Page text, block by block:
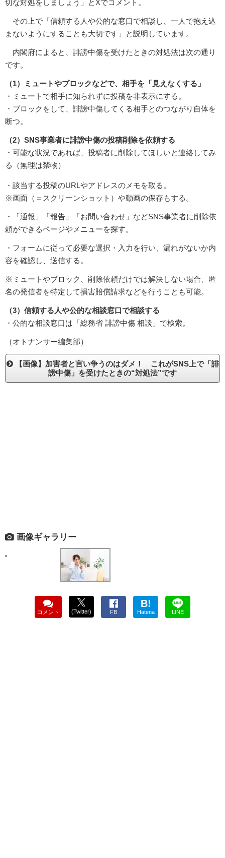
切な対処をしましょう」とXでコメント。
その上で「信頼する人や公的な窓口で相談し、一人で抱え込
まないようにすることも大切です」と説明しています。
内閣府によると、誹謗中傷を受けたときの対処法は次の通り
です。
（1）ミュートやブロックなどで、相手を「見えなくする」
・ミュートで相手に知られずに投稿を非表示にする。
・ブロックをして、誹謗中傷してくる相手とのつながり自体を
断つ。
（2）SNS事業者に誹謗中傷の投稿削除を依頼する
・可能な状況であれば、投稿者に削除してほしいと連絡してみ
る（無理は禁物）
・該当する投稿のURLやアドレスのメモを取る。
※画面（＝スクリーンショット）や動画の保存もする。
・「通報」「報告」「お問い合わせ」などSNS事業者に削除依
頼ができるページやメニューを探す。
・フォームに従って必要な選択・入力を行い、漏れがないか内
容を確認し、送信する。
※ミュートやブロック、削除依頼だけでは解決しない場合、匿
名の発信者を特定して損害賠償請求などを行うことも可能。
（3）信頼する人や公的な相談窓口で相談する
・公的な相談窓口は「総務省 誹謗中傷 相談」で検索。
（オトナンサー編集部）
【画像】加害者と言い争うのはダメ！ これがSNS上で「誹
謗中傷」を受けたときの“対処法”です
画像ギャラリー
コメント (Twitter) FB
B!
Hatena LINE